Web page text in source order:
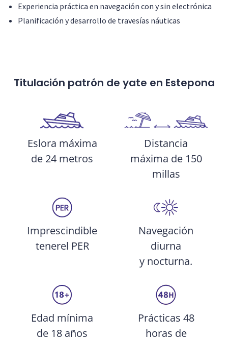
Experiencia práctica en navegación con y sin electrónica
Planificación y desarrollo de travesías náuticas
Titulación patrón de yate en Estepona
Eslora máxima
de 24 metros
Distancia
máxima de 150
millas
Imprescindible
tenerel PER
Navegación
diurna
y nocturna.
Edad mínima
de 18 años
Prácticas 48
horas de